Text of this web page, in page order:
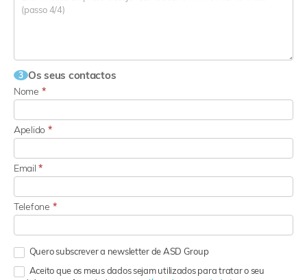
3 Os seus contactos
Nome *
Apelido *
Email*
Telefone *
Quero subscrever a newsletter de ASD Group
Aceito que os meus dados sejam utilizados para tratar o seu